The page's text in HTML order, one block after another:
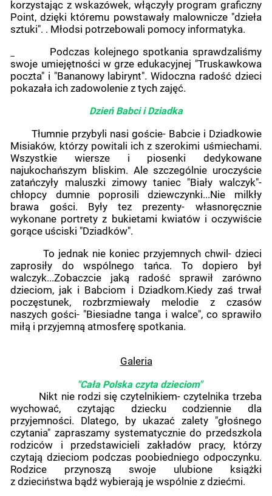
korzystając z wskazówek, włączyły program graficzny
Point, dzięki któremu powstawały malownicze "dzieła
sztuki". . Młodsi potrzebowali pomocy informatyka.
Podczas kolejnego spotkania sprawdzaliśmy
swoje umiejętności w grze edukacyjnej "Truskawkowa
poczta" i "Bananowy labirynt". Widoczna radość dzieci
pokazała ich zadowolenie z tych zajęć.
Dzień Babci i Dziadka
Tłumnie przybyli nasi goście- Babcie i Dziadkowie
Misiaków, którzy powitali ich z szerokimi uśmiechami.
Wszystkie wiersze i piosenki dedykowane
najukochańszym bliskim. Ale szczególnie uroczyście
zatańczyły maluszki zimowy taniec "Biały walczyk"-
chłopcy dumnie poprosili dziewczynki...Nie milkły
brawa gości. Były tez prezenty- własnoręcznie
wykonane portrety z bukietami kwiatów i oczywiście
gorące uściski "Dziadków".
To jednak nie koniec przyjemnych chwil- dzieci
zaprosiły do wspólnego tańca. To dopiero był
walczyk...Zobaczcie jaką radość sprawił zarówno
dzieciom, jak i Babciom i Dziadkom.Kiedy zaś trwał
poczęstunek, rozbrzmiewały melodie z czasów
naszych gości- "Biesiadne tanga i walce", co sprawiło
miłą i przyjemną atmosferę spotkania.
Galeria
"Cała Polska czyta dzieciom"
Nikt nie rodzi się czytelnikiem- czytelnika trzeba
wychować, czytając dziecku codziennie dla
przyjemności. Dlatego, by ukazać zalety "głośnego
czytania" zapraszamy systematycznie do przedszkola
rodziców i przedstawicieli zakładów pracy, którzy
czytają dzieciom podczas poobiedniego odpoczynku.
Rodzice przynoszą swoje ulubione książki
z dzieciństwa bądź wybierają je wspólnie z dziećmi.